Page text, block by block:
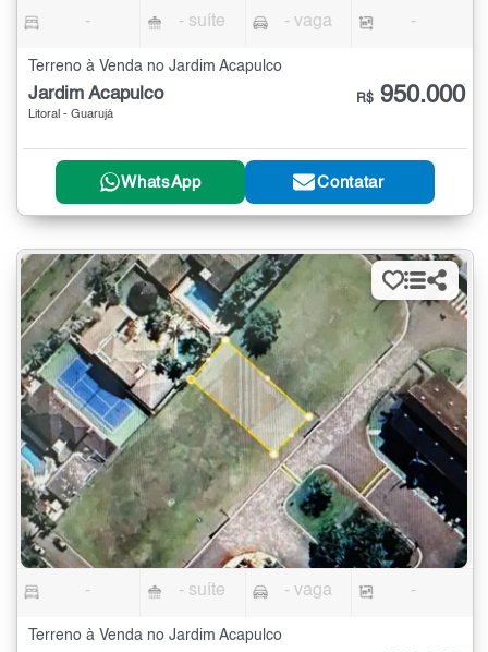
- - suíte - vaga -
Terreno à Venda no Jardim Acapulco
Jardim Acapulco
Litoral - Guarujá
R$ 950.000
WhatsApp Contatar
- - suíte - vaga -
Terreno à Venda no Jardim Acapulco